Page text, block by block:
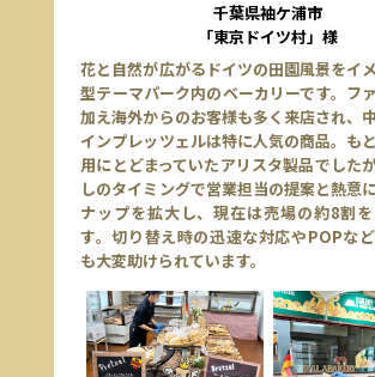
千葉県袖ケ浦市
「東京ドイツ村」様
花と自然が広がるドイツの田園風景をイ
型テーマパーク内のベーカリーです。フ
加え海外からのお客様も多く来店され、
インプレッツェルは特に人気の商品。も
用にとどまっていたアリスタ製品でした
しのタイミングで営業担当の提案と熱意
ナップを拡大し、現在は売場の約8割
す。切り替え時の迅速な対応やPOPな
も大変助けられています。